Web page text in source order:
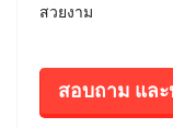
สวยงาม
สอบถาม และ